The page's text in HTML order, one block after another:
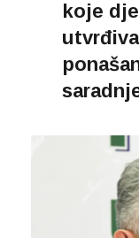
koje